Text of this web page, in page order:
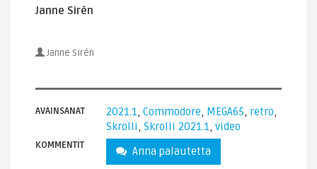
Janne Sirén
Janne Sirén
AVAINSANAT 2021.1, Commodore, MEGA65, retro,
Skrolli, Skrolli 2021.1, video
KOMMENTIT Anna palautetta